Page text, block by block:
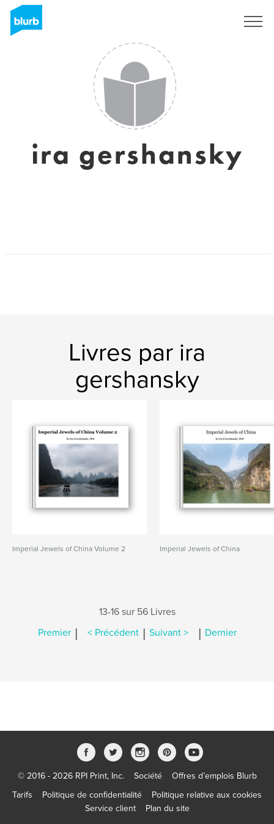
ira gershansky
Livres par ira
gershansky
Imperial Jewels of China Volume 2 Imperial Jewels of China
13-16 sur 56 Livres
Premier | < Précédent | Suivant > | Dernier
© 2016 - 2026 RPI Print, Inc. Société
Offres d’emplois Blurb
Tarifs
Politique de confidentialité
Politique relative aux cookies
Service client
Plan du site